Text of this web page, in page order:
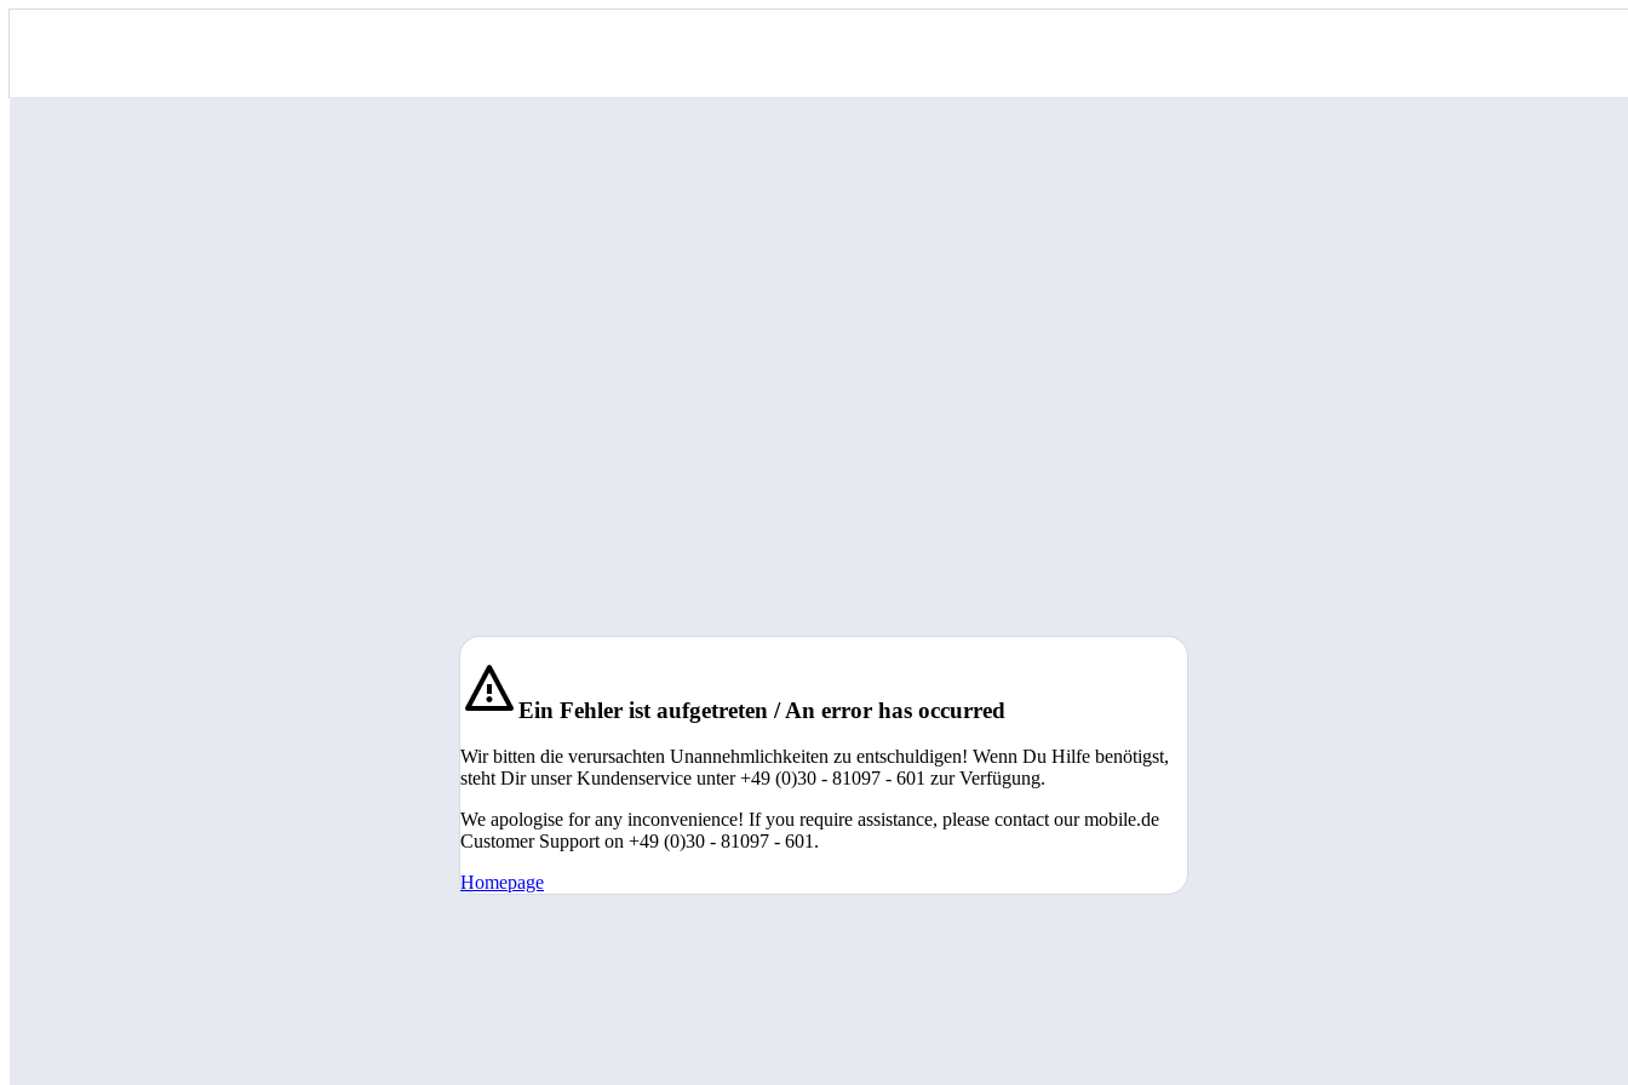
Ein Fehler ist aufgetreten / An error has occurred
Wir bitten die verursachten Unannehmlichkeiten zu entschuldigen! Wenn Du Hilfe benötigst,
steht Dir unser Kundenservice unter +49 (0)30 - 81097 - 601 zur Verfügung.
We apologise for any inconvenience! If you require assistance, please contact our mobile.de
Customer Support on +49 (0)30 - 81097 - 601.
Homepage